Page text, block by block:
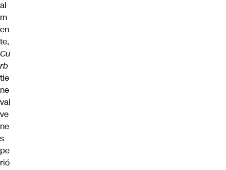
al
m
en
te,
Cu
rb
tie
ne
vai
ve
ne
s
pe
rió